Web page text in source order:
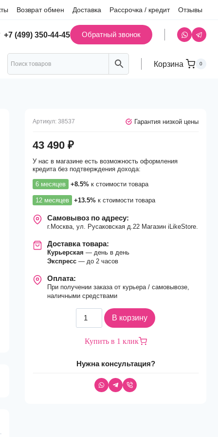
Возврат обмен Доставка Рассрочка / кредит Отзывы
+7 (499) 350-44-45 Обратный звонок
Корзина 0
Артикул:38537 Гарантия низкой цены
43 490₽
У нас в магазине есть возможность оформления
кредита без подтверждения дохода:
6 месяцев +8.5% к стоимости товара
12 месяцев +13.5% к стоимости товара
Самовывоз по адресу:
г.Москва, ул. Русаковская д.22 Магазин iLikeStore.
Доставка товара:
Курьерская— день в день
Экспресс— до 2 часов
Оплата:
При получении заказа от курьера / самовывозе,
наличными средствами
Количество
товара
Стайлер
Airwrap
В корзину
Купить в 1 клик
Нужна консультация?